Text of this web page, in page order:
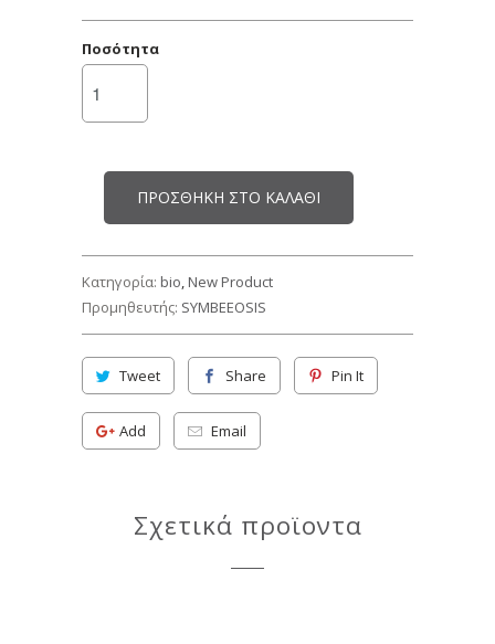
Ποσότητα
ΠΡΟΣΘΉΚΗ ΣΤΟ ΚΑΛΆΘΙ
Κατηγορία: bio,New Product
Προμηθευτής: SYMBEEOSIS
Tweet Share Pin It
Add Email
Σχετικά προϊοντα